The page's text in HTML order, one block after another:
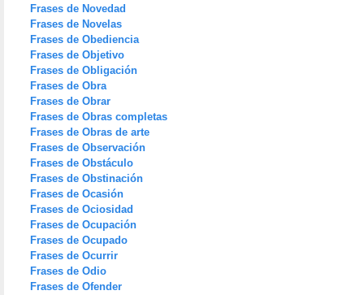
Frases de Novedad
Frases de Novelas
Frases de Obediencia
Frases de Objetivo
Frases de Obligación
Frases de Obra
Frases de Obrar
Frases de Obras completas
Frases de Obras de arte
Frases de Observación
Frases de Obstáculo
Frases de Obstinación
Frases de Ocasión
Frases de Ociosidad
Frases de Ocupación
Frases de Ocupado
Frases de Ocurrir
Frases de Odio
Frases de Ofender